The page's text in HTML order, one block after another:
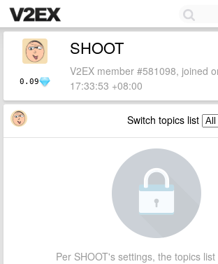
0.09
SHOOT
V2EX member #581098, joined
17:33:53 +08:00
Switch topics list
Per SHOOT's settings, the topics